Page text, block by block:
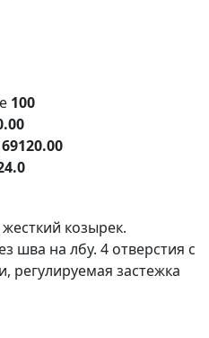
100
69120.00
козырек.
шва на лбу. 4 отверстия с
регулируемая застежка